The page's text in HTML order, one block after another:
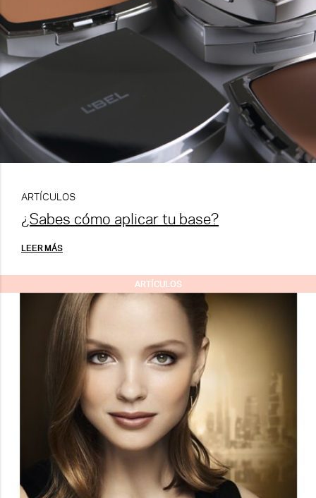
ARTÍCULOS
¿Sabes cómo aplicar tu base?
LEER MÁS
ARTÍCULOS